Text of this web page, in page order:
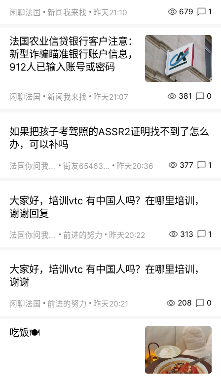
闲聊法国 新闻我来找 昨天21:10 679 1
法国农业信贷银行客户注意：
新型诈骗瞄准银行账户信息，
912人已输入账号或密码
闲聊法国 新闻我来找 昨天21:07 381 0
如果把孩子考驾照的ASSR2证明找不到了怎么
办，可以补吗
法国你问我答 街友65463281 昨天20:36 377 1
大家好，培训vtc 有中国人吗？在哪里培训，
谢谢回复
法国你问我答 前进的努力 昨天20:22 313 1
大家好，培训vtc 有中国人吗？在哪里培训，
谢谢
闲聊法国 前进的努力 昨天20:21 208 0
吃饭🍽️